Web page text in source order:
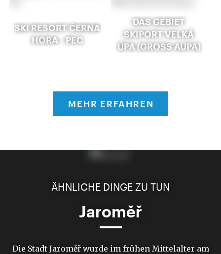
SKI RESORT ČERNÁ
HORA - PEC
DAS GEBIET
SKIPORT VELKÁ
ÚPA (GROSS AUPA)
MEHR ERFAHREN
ÄHNLICHE DINGE ZU TUN
Jaroměř
Die Stadt Jaroměř wurde im frühen Mittelalter am